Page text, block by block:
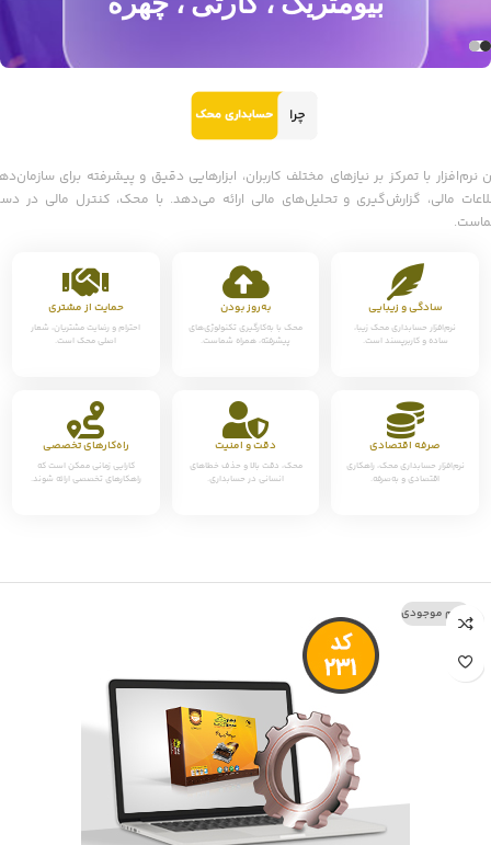
خرید و دریافت مشاوره
نرم‌افزار با تمرکز بر نیازهای مختلف کاربران، ابزارهایی دقیق و پیشرفته برای
مالی، گزارش‌گیری و تحلیل‌های مالی ارائه می‌دهد. با محک، کنترل مالی در
سادگی و زیبایی
نرم‌افزار حسابداری محک زیبا،
ساده و کاربرپسند است.
به‌روز بودن
محک با به‌کارگیری تکنولوژی‌های
پیشرفته، همراه شماست.
حمایت از مشتری
احترام و رضایت مشتریان، شعار
اصلی محک است.
صرفه اقتصادی
نرم‌افزار حسابداری محک، راهکاری
اقتصادی و به‌صرفه.
دقت و امنیت
محک، دقت بالا و حذف خطاهای
انسانی در حسابداری.
راه‌کارهای تخصصی
کارایی زمانی ممکن است که
راهکارهای تخصصی ارائه شوند.
اتمام موجودی